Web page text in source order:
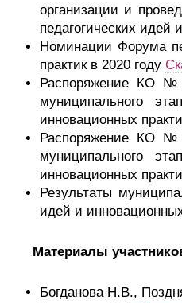
организации и
педагогических идей
Номинации Форума
практик в 2020 году
Распоряжение КО №
муниципального
инновационных
Распоряжение КО №
муниципального
инновационных
Результаты
идей и
Материалы
Богданова Н.В.,